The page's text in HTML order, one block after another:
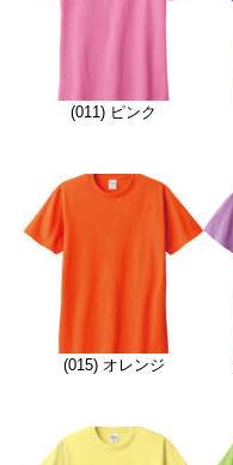
(011) ピンク
(015) オレンジ